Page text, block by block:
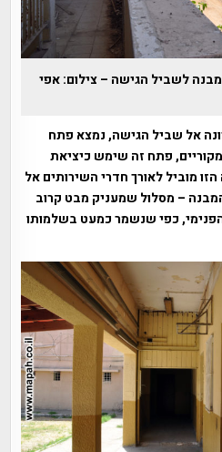
לשביל הגישה – צילום: אפי
אל שביל הגישה, נמצא פתח
פתח זה שימש כיציאת
מוביל לאורך חדרי השירותים אל
– מסלול שמעניק מבט קרוב
כפי שנשמר כמעט בשלמותו